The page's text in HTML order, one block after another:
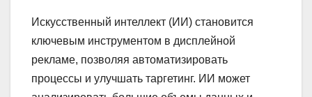
Искусственный интеллект (ИИ) становится
ключевым инструментом в дисплейной
рекламе, позволяя автоматизировать
процессы и улучшать таргетинг. ИИ может